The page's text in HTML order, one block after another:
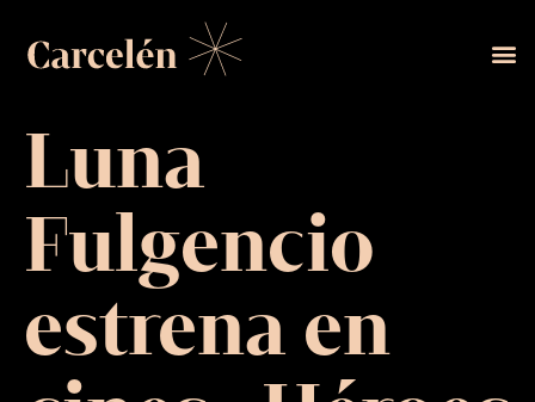
Luna
Fulgencio
estrena en